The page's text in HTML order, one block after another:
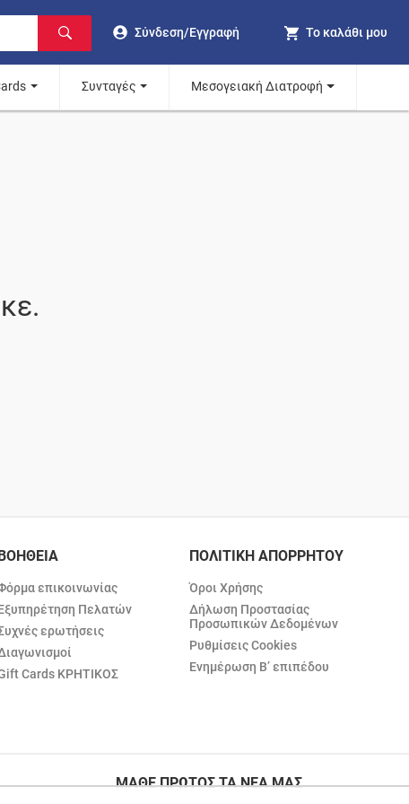
Σύνδεση/Εγγραφή Το καλάθι μου
Συνταγές Μεσογειακή Διατροφή
επικοινωνίας
Πελατών
ερωτήσεις
Cards ΚΡΗΤΙΚΟΣ
ΠΟΛΙΤΙΚΗ ΑΠΟΡΡΗΤΟΥ
Όροι Χρήσης
Δήλωση Προστασίας
Προσωπικών Δεδομένων
Ρυθμίσεις Cookies
Ενημέρωση Β’ επιπέδου
ΜΑΘΕ ΠΡΩΤΟΣ ΤΑ ΝΕΑ ΜΑΣ